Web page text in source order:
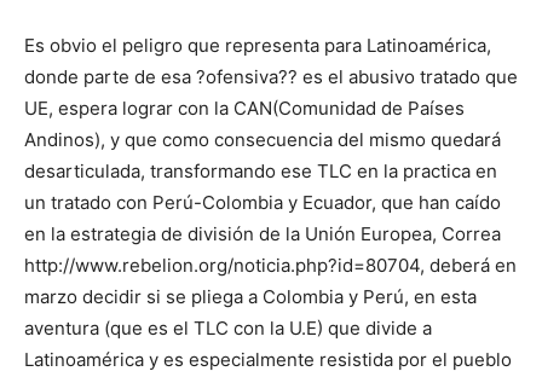
Es obvio el peligro que representa para Latinoamérica,
donde parte de esa ?ofensiva?? es el abusivo tratado que
UE, espera lograr con la CAN(Comunidad de Países
Andinos), y que como consecuencia del mismo quedará
desarticulada, transformando ese TLC en la practica en
un tratado con Perú-Colombia y Ecuador, que han caído
en la estrategia de división de la Unión Europea, Correa
http://www.rebelion.org/noticia.php?id=80704, deberá en
marzo decidir si se pliega a Colombia y Perú, en esta
aventura (que es el TLC con la U.E) que divide a
Latinoamérica y es especialmente resistida por el pueblo